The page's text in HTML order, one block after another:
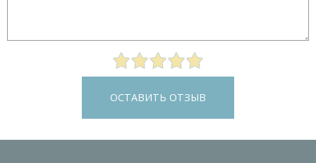
ОСТАВИТЬ ОТЗЫВ